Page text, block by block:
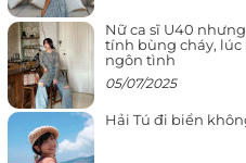
Nữ ca sĩ U40
tính bùng cháy, lúc
ngôn tình
05/07/2025
Hải Tú đi biển